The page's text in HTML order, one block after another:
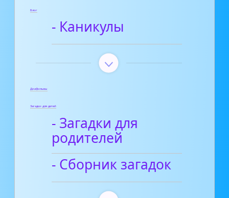
Блог
- Каникулы
Диафильмы
Загадки для детей
- Загадки для
родителей
- Сборник загадок